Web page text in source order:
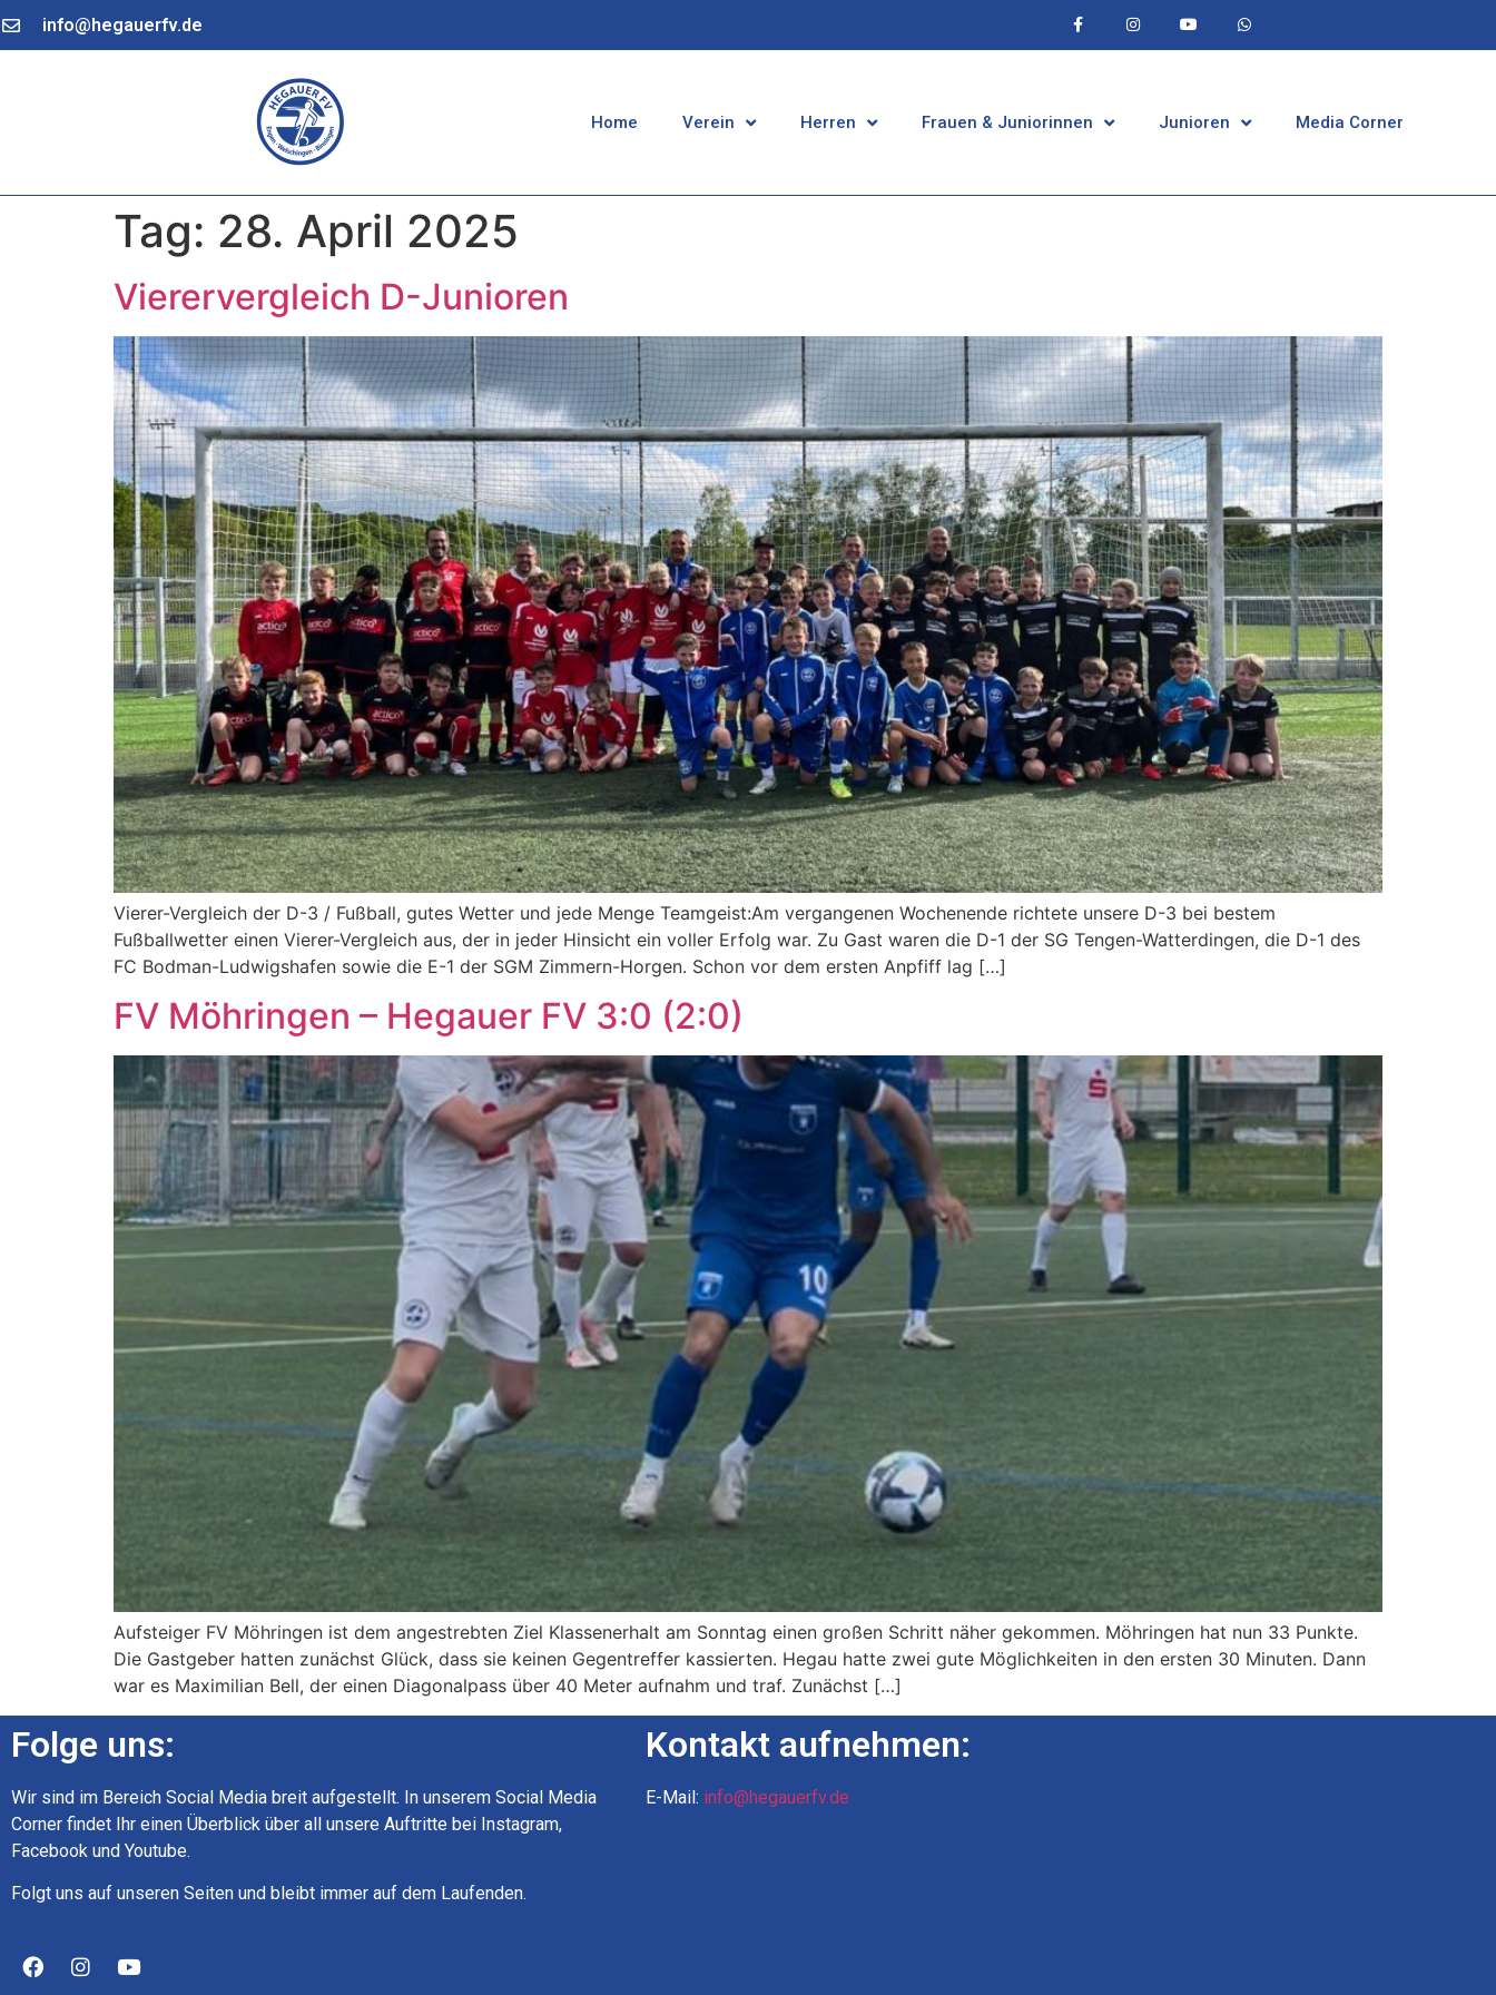
info@hegauerfv.de
Home Verein Herren Frauen & Juniorinnen Junioren Media Corner
Tag: 28. April 2025
Vierervergleich D-Junioren
Vierer-Vergleich der D-3 / Fußball, gutes Wetter und jede Menge Teamgeist:Am vergangenen Wochenende richtete unsere D-3 bei bestem
Fußballwetter einen Vierer-Vergleich aus, der in jeder Hinsicht ein voller Erfolg war. Zu Gast waren die D-1 der SG Tengen-Watterdingen, die D-1 des
FC Bodman-Ludwigshafen sowie die E-1 der SGM Zimmern-Horgen. Schon vor dem ersten Anpfiff lag […]
FV Möhringen – Hegauer FV 3:0 (2:0)
Aufsteiger FV Möhringen ist dem angestrebten Ziel Klassenerhalt am Sonntag einen großen Schritt näher gekommen. Möhringen hat nun 33 Punkte.
Die Gastgeber hatten zunächst Glück, dass sie keinen Gegentreffer kassierten. Hegau hatte zwei gute Möglichkeiten in den ersten 30 Minuten. Dann
war es Maximilian Bell, der einen Diagonalpass über 40 Meter aufnahm und traf. Zunächst […]
Folge uns:
Wir sind im Bereich Social Media breit aufgestellt. In unserem Social Media
Corner findet Ihr einen Überblick über all unsere Auftritte bei Instagram,
Facebook und Youtube.
Folgt uns auf unseren Seiten und bleibt immer auf dem Laufenden.
Kontakt aufnehmen:
E-Mail: info@hegauerfv.de